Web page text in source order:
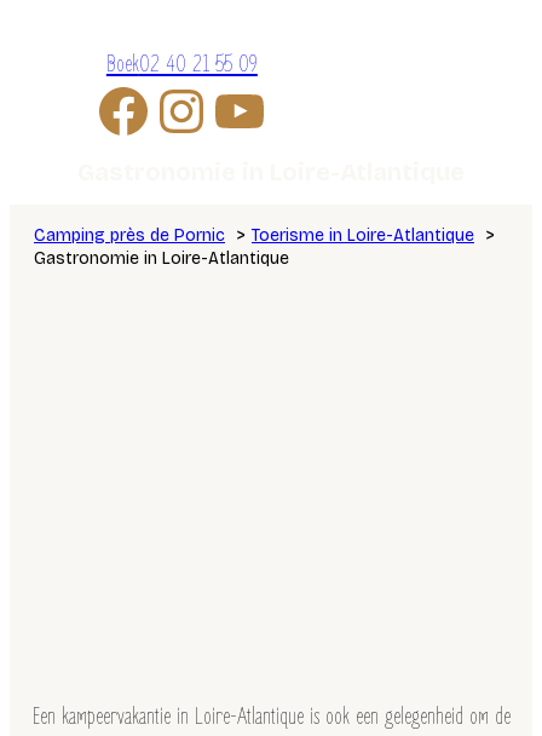
Boek02 40 21 55 09
Camping près de Pornic
Toerisme in Loire-Atlantique
Gastronomie in Loire-Atlantique
Een kampeervakantie in Loire-Atlantique is ook een gelegenheid om de